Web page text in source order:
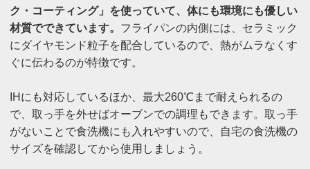
ク・コーティング」を使っていて、体にも環境にも優しい
材質でできています。 フライパンの内側には、セラミック
にダイヤモンド粒子を配合しているので、熱がムラなくす
ぐに伝わるのが特徴です。
IHにも対応しているほか、最大260℃まで耐えられるの
で、取っ手を外せばオーブンでの調理もできます。取っ手
がないことで食洗機にも入れやすいので、自宅の食洗機の
サイズを確認してから使用しましょう。